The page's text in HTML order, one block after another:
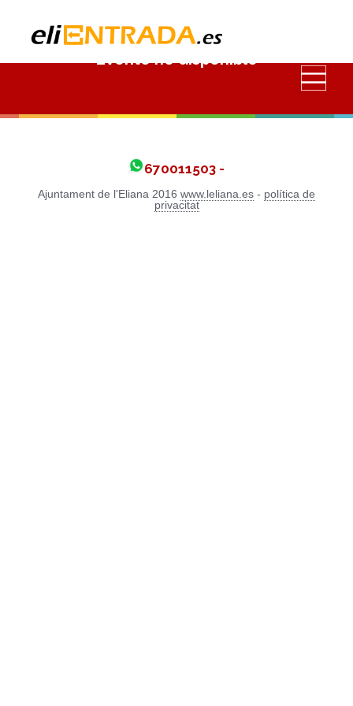
Evento no disponible
670011503 -
Ajuntament de l'Eliana 2016 www.leliana.es - política de
privacitat